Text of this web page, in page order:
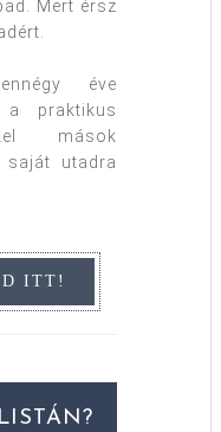
Mert érsz
éve
praktikus
mások
saját utadra